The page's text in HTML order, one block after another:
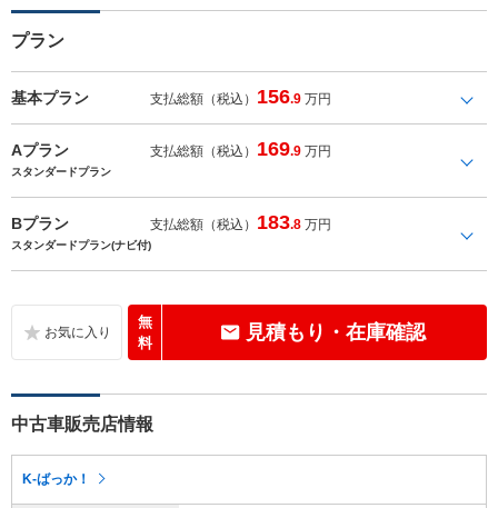
プラン
基本プラン 支払総額（税込） 156.9 万円
Aプラン 支払総額（税込） 169.9 万円
スタンダードプラン
Bプラン 支払総額（税込） 183.8 万円
スタンダードプラン(ナビ付)
無
料
見積もり・在庫確認
中古車販売店情報
K-ばっか！